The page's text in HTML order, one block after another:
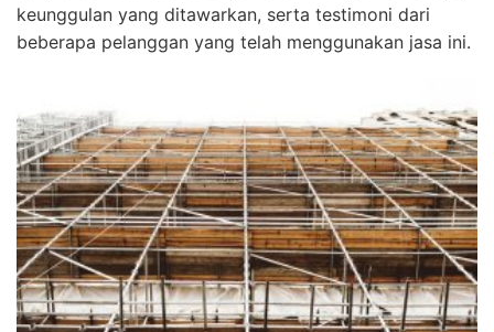
keunggulan yang ditawarkan, serta testimoni dari
beberapa pelanggan yang telah menggunakan jasa ini.